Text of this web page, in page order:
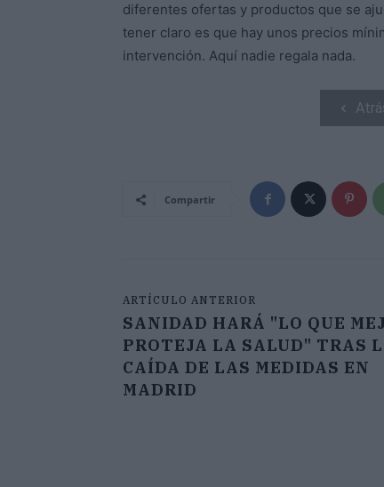
diferentes ofertas y productos que se
tener claro es que hay unos precios
intervención. Aquí nadie regala nada.
Compartir
ARTÍCULO ANTERIOR
SANIDAD HARÁ "LO QUE
PROTEJA LA SALUD" TRAS
CAÍDA DE LAS MEDIDAS EN
MADRID